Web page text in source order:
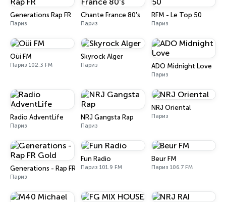
Generations Rap FR
Париз
Chante France 80's
Париз
RFM - Le Top 50
Париз
Oüi FM
Париз 102.3 FM
Skyrock Alger
Париз ADO Midnight Love
Париз
Radio AdventLife
Париз
NRJ Gangsta Rap
Париз
NRJ Oriental
Париз
Generations - Rap FR Gold
Париз
Fun Radio
Париз 101.9 FM
Beur FM
Париз 106.7 FM